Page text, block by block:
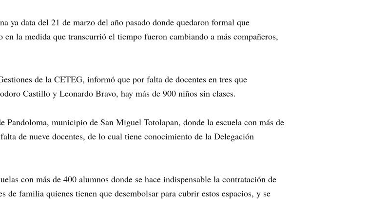
ya data del 21 de marzo del año pasado donde quedaron formal que
la medida que transcurrió el tiempo fueron cambiando a más compañeros,
de la CETEG, informó que por falta de docentes en tres que
Castillo y Leonardo Bravo, hay más de 900 niños sin clases.
Pandoloma, municipio de San Miguel Totolapan, donde la escuela con más de
de nueve docentes, de lo cual tiene conocimiento de la Delegación
con más de 400 alumnos donde se hace indispensable la contratación de
de familia quienes tienen que desembolsar para cubrir estos espacios, y se